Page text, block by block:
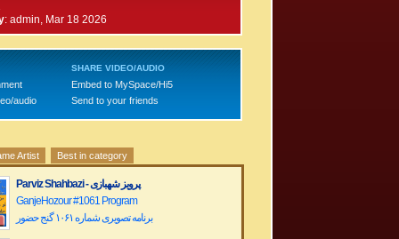
: admin, Mar 18 2026
audio
SHARE VIDEO/AUDIO
Embed to MySpace/Hi5
Send to your friends
Artist Best in category
Parviz Shahbazi - پرویز شهبازی
GanjeHozour #1061 Program
برنامه تصویری شماره ۱۰۶۱ گنج حضور